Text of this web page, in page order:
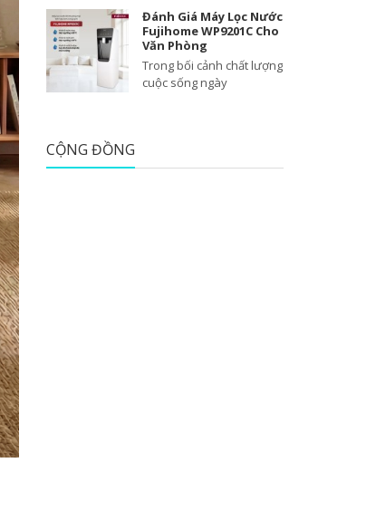
Đánh Giá Máy Lọc Nước
Fujihome WP9201C Cho
Văn Phòng
Trong bối cảnh chất lượng
cuộc sống ngày
CỘNG ĐỒNG